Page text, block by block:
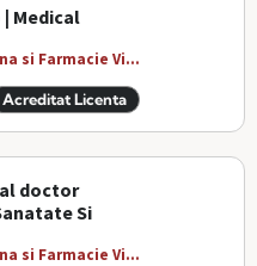
Medical
si Farmacie Vi...
Acreditat Licenta
doctor
Si
si Farmacie Vi...